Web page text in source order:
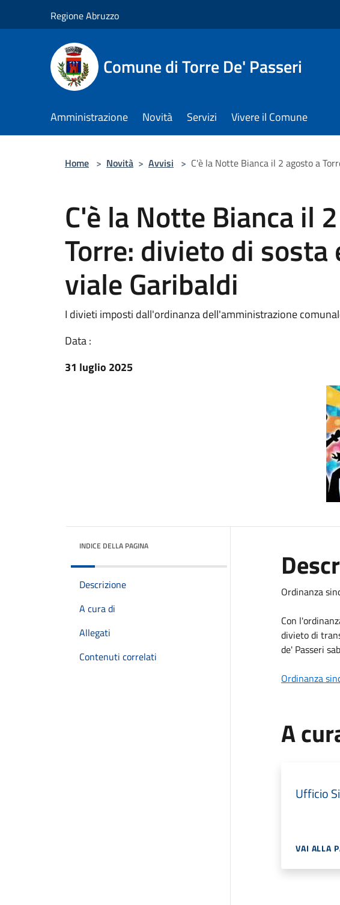
Regione Abruzzo
Comune di Torre De' Passeri
Amministrazione Novità Servizi Vivere il Comune
Home > Novità > Avvisi > C'è la Notte Bianca il 2 agosto a
C'è la Notte Bianca il
Torre: divieto di
viale Garibaldi
I divieti imposti dall'ordinanza dell'amministrazione
Data :
31 luglio 2025
INDICE DELLA PAGINA
Descrizione
A cura di
Allegati
Contenuti correlati
Ordinanza
Con
divieto di
de' Passeri
Ordinanza
A
Ufficio
VAI ALLA